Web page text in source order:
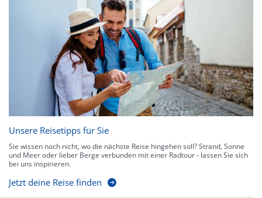
Unsere Reisetipps für Sie
Sie wissen noch nicht, wo die nächste Reise hingehen soll? Strand, Sonne
und Meer oder lieber Berge verbunden mit einer Radtour - lassen Sie sich
bei uns inspirieren.
Jetzt deine Reise finden